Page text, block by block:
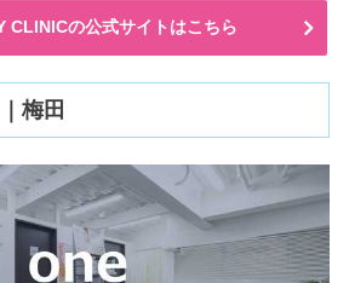
CLINICの公式サイトはこちら
梅田